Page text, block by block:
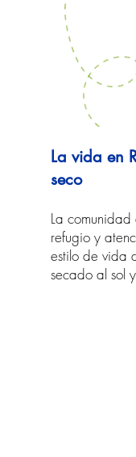
La vida en
seco
La
refugio y
estilo de vida
secado al sol